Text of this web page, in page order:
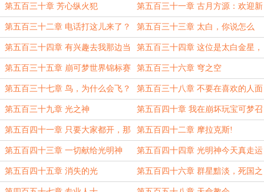
第五百三十章 芳心纵火犯 第五百三十一章 古月方源：欢迎新
人
第五百三十二章 电话打这儿来了？ 第五百三十三章 太白，你说怎么
办？
第五百三十四章 有兴趣去我那边当
杨戬么？
第五百三十四章 这位是太白金星，
这位是李长庚。
第五百三十五章 崩可梦世界锦标赛 第五百三十六章 穹之空
第五百三十七章 鸟，为什么会飞？ 第五百三十八章 不要在喜欢的人面
前犹豫不决
第五百三十九章 光之神 第五百四十章 我在崩坏玩宝可梦召
唤冠位金皮卡很正常吧？
第五百四十一章 只要大家都开，那
就没有开
第五百四十二章 摩拉克斯!
第五百四十三章 一切献给光明神 第五百四十四章 光明神今天真走运
第五百四十五章 消失的光 第五百四十六章 群星黯淡，死国之